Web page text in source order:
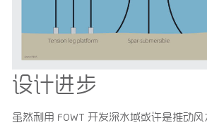
设计进步
虽然利用 FOWT 开发深水域或许是推动